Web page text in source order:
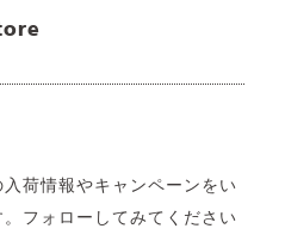
荷情報やキャンペーンをい
フォローしてみてください